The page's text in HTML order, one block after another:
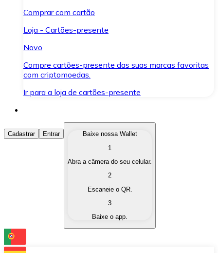
Comprar com cartão
Loja - Cartões-presente
Novo
Compre cartões-presente das suas marcas favoritas
com criptomoedas.
Ir para a loja de cartões-presente
Comprar Criptomoedas
Compre as criptomoedas de seu interesse de forma
Converta suas criptomoedas em moeda fiduciária
Troque uma criptomoeda por outra
Cadastrar Entrar
Baixe nossa Wallet
1
Abra a câmera do seu celular.
2
Escaneie o QR.
3
Baixe o app.